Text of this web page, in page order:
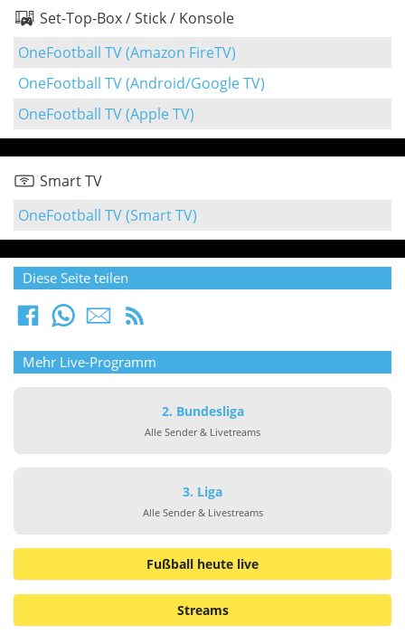
Set-Top-Box / Stick / Konsole
OneFootball TV (Amazon FireTV)
OneFootball TV (Android/Google TV)
OneFootball TV (Apple TV)
Smart TV
OneFootball TV (Smart TV)
Diese Seite teilen
Mehr Live-Programm
2. Bundesliga
Alle Sender & Livetreams
3. Liga
Alle Sender & Livestreams
Fußball heute live
Streams